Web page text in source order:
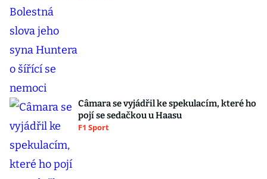
Câmara se vyjádřil ke spekulacím, které ho
pojí se sedačkou u Haasu
F1 Sport